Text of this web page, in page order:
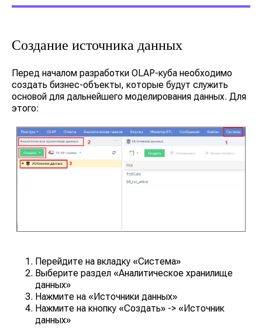
Создание источника данных
Перед началом разработки OLAP-куба необходимо
создать бизнес-объекты, которые будут служить
основой для дальнейшего моделирования данных. Для
этого:
Перейдите на вкладку «Система»
Выберите раздел «Аналитическое хранилище
данных»
Нажмите на «Источники данных»
Нажмите на кнопку «Создать» -> «Источник
данных»